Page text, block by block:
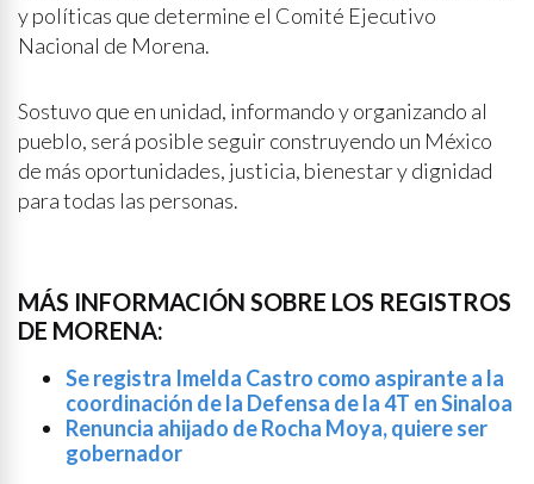
y políticas que determine el Comité Ejecutivo
Nacional de Morena.
Sostuvo que en unidad, informando y organizando al
pueblo, será posible seguir construyendo un México
de más oportunidades, justicia, bienestar y dignidad
para todas las personas.
MÁS INFORMACIÓN SOBRE LOS REGISTROS
DE MORENA:
Se registra Imelda Castro como aspirante a la
coordinación de la Defensa de la 4T en Sinaloa
Renuncia ahijado de Rocha Moya, quiere ser
gobernador